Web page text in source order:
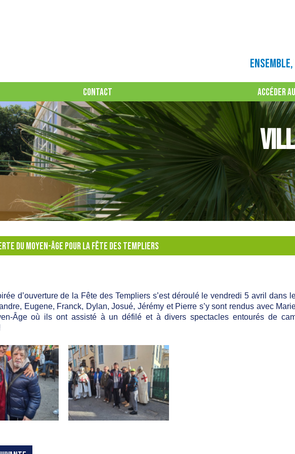
ENSEMBLE,
CONTACT ACCÉDER
DU MOYEN-ÂGE POUR LA FÊTE DES TEMPLIERS
d’ouverture de la Fête des Templiers s’est déroulé le vendredi 5 avril dans
Eugene, Franck, Dylan, Josué, Jérémy et Pierre s’y sont rendus avec
Âge où ils ont assisté à un défilé et à divers spectacles entourés de